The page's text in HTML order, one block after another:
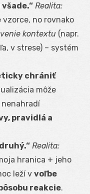
Realita:
no rovnako
kontextu (napr.
v strese) – systém
chrániť
môže
pravidlá a
Realita:
hranica + jeho
leží v voľbe
reakcie.